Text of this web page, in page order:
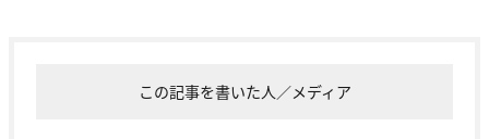
この記事を書いた人／メディア